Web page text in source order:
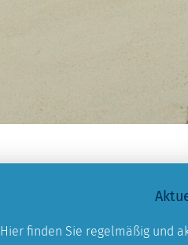
Hier finden Sie regelmäßig und